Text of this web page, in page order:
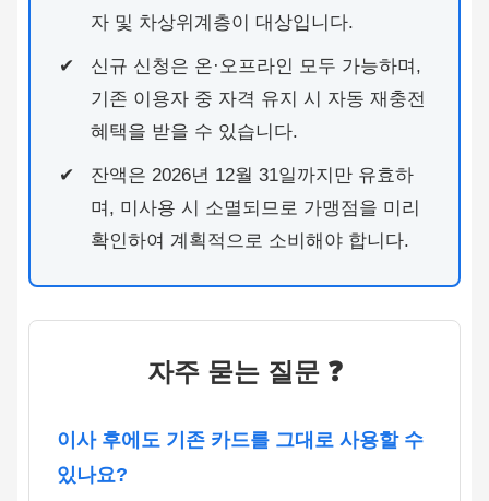
자 및 차상위계층이 대상입니다.
신규 신청은 온·오프라인 모두 가능하며,
기존 이용자 중 자격 유지 시 자동 재충전
혜택을 받을 수 있습니다.
잔액은 2026년 12월 31일까지만 유효하
며, 미사용 시 소멸되므로 가맹점을 미리
확인하여 계획적으로 소비해야 합니다.
자주 묻는 질문 ❓
이사 후에도 기존 카드를 그대로 사용할 수
있나요?